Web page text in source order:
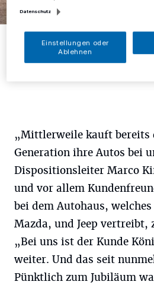
Paket eine außergewöhnliche
„Mittlerweile kauft bereits
Generation ihre Autos bei
Dispositionsleiter Marco
und vor allem
bei dem Autohaus,
Mazda, und Jeep vertreibt,
„Bei uns ist der Kunde
weiter. Und das seit
Pünktlich zum Jubiläum
Datenschutz
Einstellungen oder
Ablehnen